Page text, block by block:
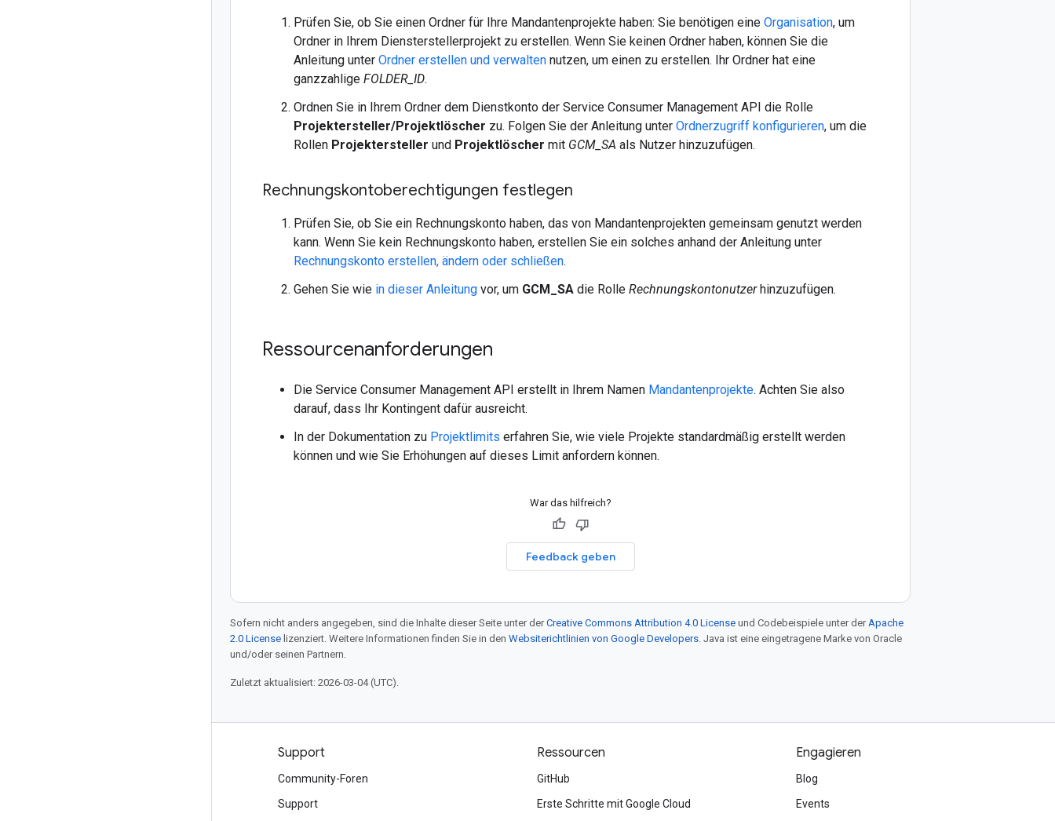
Prüfen Sie, ob Sie einen Ordner für Ihre Mandantenprojekte haben: Sie benötigen eine Organisation, um
Ordner in Ihrem Diensterstellerprojekt zu erstellen. Wenn Sie keinen Ordner haben, können Sie die
Anleitung unter Ordner erstellen und verwalten nutzen, um einen zu erstellen. Ihr Ordner hat eine
ganzzahlige FOLDER_ID.
Ordnen Sie in Ihrem Ordner dem Dienstkonto der Service Consumer Management API die Rolle
Projektersteller/Projektlöscher zu. Folgen Sie der Anleitung unter Ordnerzugriff konfigurieren, um die
Rollen Projektersteller und Projektlöscher mit GCM_SA als Nutzer hinzuzufügen.
Rechnungskontoberechtigungen festlegen
Prüfen Sie, ob Sie ein Rechnungskonto haben, das von Mandantenprojekten gemeinsam genutzt werden
kann. Wenn Sie kein Rechnungskonto haben, erstellen Sie ein solches anhand der Anleitung unter
Rechnungskonto erstellen, ändern oder schließen.
Gehen Sie wie in dieser Anleitung vor, um GCM_SA die Rolle Rechnungskontonutzerhinzuzufügen.
Ressourcenanforderungen
Die Service Consumer Management API erstellt in Ihrem Namen Mandantenprojekte. Achten Sie also
darauf, dass Ihr Kontingent dafür ausreicht.
In der Dokumentation zu Projektlimits erfahren Sie, wie viele Projekte standardmäßig erstellt werden
können und wie Sie Erhöhungen auf dieses Limit anfordern können.
War das hilfreich?
Feedback geben
Sofern nicht anders angegeben, sind die Inhalte dieser Seite unter derCreative Commons Attribution 4.0 License und Codebeispiele unter derApache
2.0 License lizenziert. Weitere Informationen finden Sie in den Websiterichtlinien von Google Developers. Java ist eine eingetragene Marke von Oracle
und/oder seinen Partnern.
Zuletzt aktualisiert: 2026-03-04 (UTC).
Support
Community-Foren
Support
Ressourcen
GitHub
Erste Schritte mit Google Cloud
Engagieren
Blog
Events